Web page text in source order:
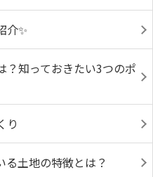
介✨
？知っておきたい3つのポ
り
土地の特徴とは？